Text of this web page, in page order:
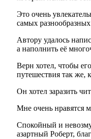
Это очень
самых
Автору удалось
а наполнить её
Верн хотел, чтобы
путешествия так же,
Он хотел заразить
Мне очень нравятся
Спокойный и
азартный Роберт,